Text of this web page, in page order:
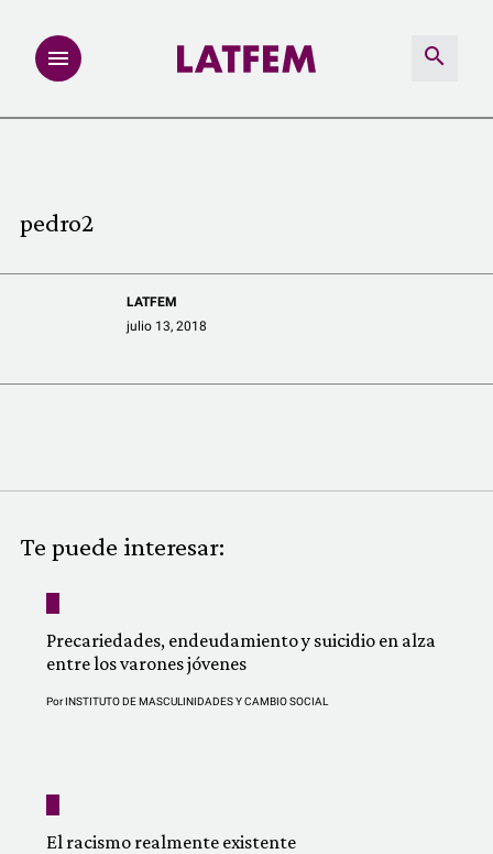
REDACCIÓN ABIERTA
LATFEMLAB.
QUIÉNES SOMOS
pedro2
LATFEM
julio 13, 2018
Te puede interesar:
Precariedades, endeudamiento y suicidio en alza
entre los varones jóvenes
PorINSTITUTO DE MASCULINIDADES Y CAMBIO SOCIAL
El racismo realmente existente